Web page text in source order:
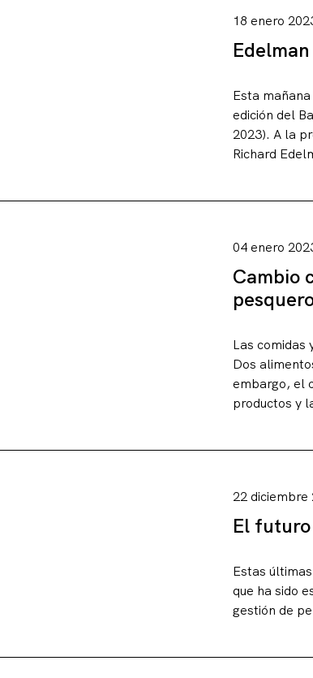
18 enero
Esta
edición del
2023). A la
Richard
04 enero
Cambio
Las comidas
Dos
embargo, el
productos y
22 diciembre
El
Estas
que ha sido
gestión de